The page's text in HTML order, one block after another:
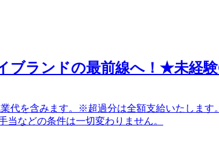
ブランドの最前線へ！★未経
を含みます。※超過分は全額支給いたします
当などの条件は一切変わりません。